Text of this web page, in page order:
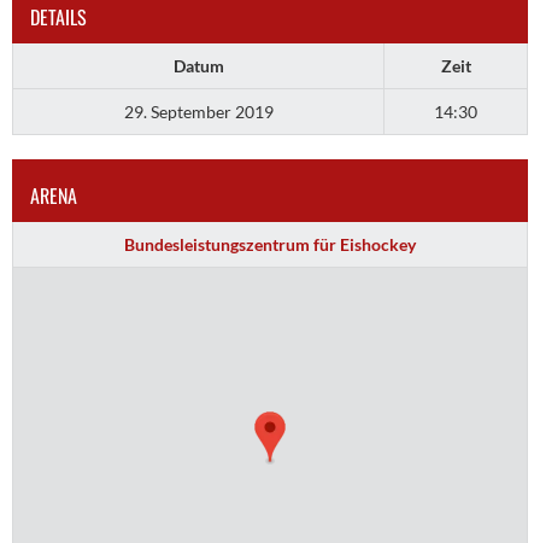
DETAILS
Datum Zeit
29. September 2019 14:30
ARENA
Bundesleistungszentrum für Eishockey